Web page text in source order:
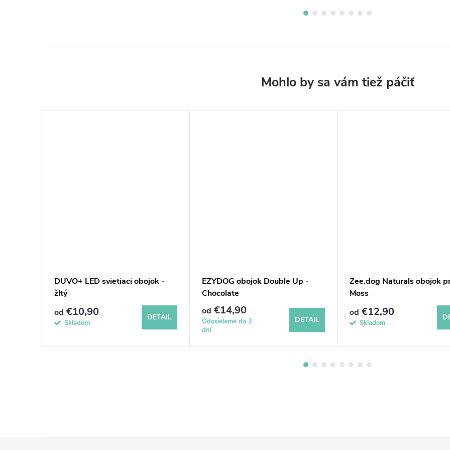
DUVO+ LED svietiaci obojok -
žltý
od €10,90
Skladom
DETAIL
EZYDOG obojok Double Up -
Chocolate
od €14,90
Odosielame do 3
dní
DETAIL
Zee.dog Naturals obojok
Moss
od €12,90
Skladom